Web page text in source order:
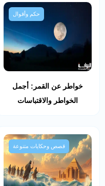
حكم وأقوال
خواطر عن القمر: أجمل
الخواطر والاقتباسات
قصص وحكايات متنوعة